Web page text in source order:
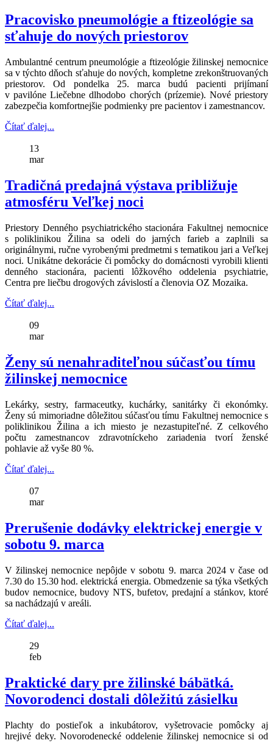
Pracovisko pneumológie a ftizeológie sa
sťahuje do nových priestorov
Ambulantné centrum pneumológie a ftizeológie žilinskej nemocnice
sa v týchto dňoch sťahuje do nových, kompletne zrekonštruovaných
priestorov. Od pondelka 25. marca budú pacienti prijímaní
v pavilóne Liečebne dlhodobo chorých (prízemie). Nové priestory
zabezpečia komfortnejšie podmienky pre pacientov i zamestnancov.
Čítať ďalej...
13
mar
Tradičná predajná výstava približuje
atmosféru Veľkej noci
Priestory Denného psychiatrického stacionára Fakultnej nemocnice
s poliklinikou Žilina sa odeli do jarných farieb a zaplnili sa
originálnymi, ručne vyrobenými predmetmi s tematikou jari a Veľkej
noci. Unikátne dekorácie či pomôcky do domácnosti vyrobili klienti
denného stacionára, pacienti lôžkového oddelenia psychiatrie,
Centra pre liečbu drogových závislostí a členovia OZ Mozaika.
Čítať ďalej...
09
mar
Ženy sú nenahraditeľnou súčasťou tímu
žilinskej nemocnice
Lekárky, sestry, farmaceutky, kuchárky, sanitárky či ekonómky.
Ženy sú mimoriadne dôležitou súčasťou tímu Fakultnej nemocnice s
poliklinikou Žilina a ich miesto je nezastupiteľné. Z celkového
počtu zamestnancov zdravotníckeho zariadenia tvorí ženské
pohlavie až vyše 80 %.
Čítať ďalej...
07
mar
Prerušenie dodávky elektrickej energie v
sobotu 9. marca
V žilinskej nemocnice nepôjde v sobotu 9. marca 2024 v čase od
7.30 do 15.30 hod. elektrická energia. Obmedzenie sa týka všetkých
budov nemocnice, budovy NTS, bufetov, predajní a stánkov, ktoré
sa nachádzajú v areáli.
Čítať ďalej...
29
feb
Praktické dary pre žilinské bábätká.
Novorodenci dostali dôležitú zásielku
Plachty do postieľok a inkubátorov, vyšetrovacie pomôcky aj
hrejivé deky. Novorodenecké oddelenie žilinskej nemocnice si od